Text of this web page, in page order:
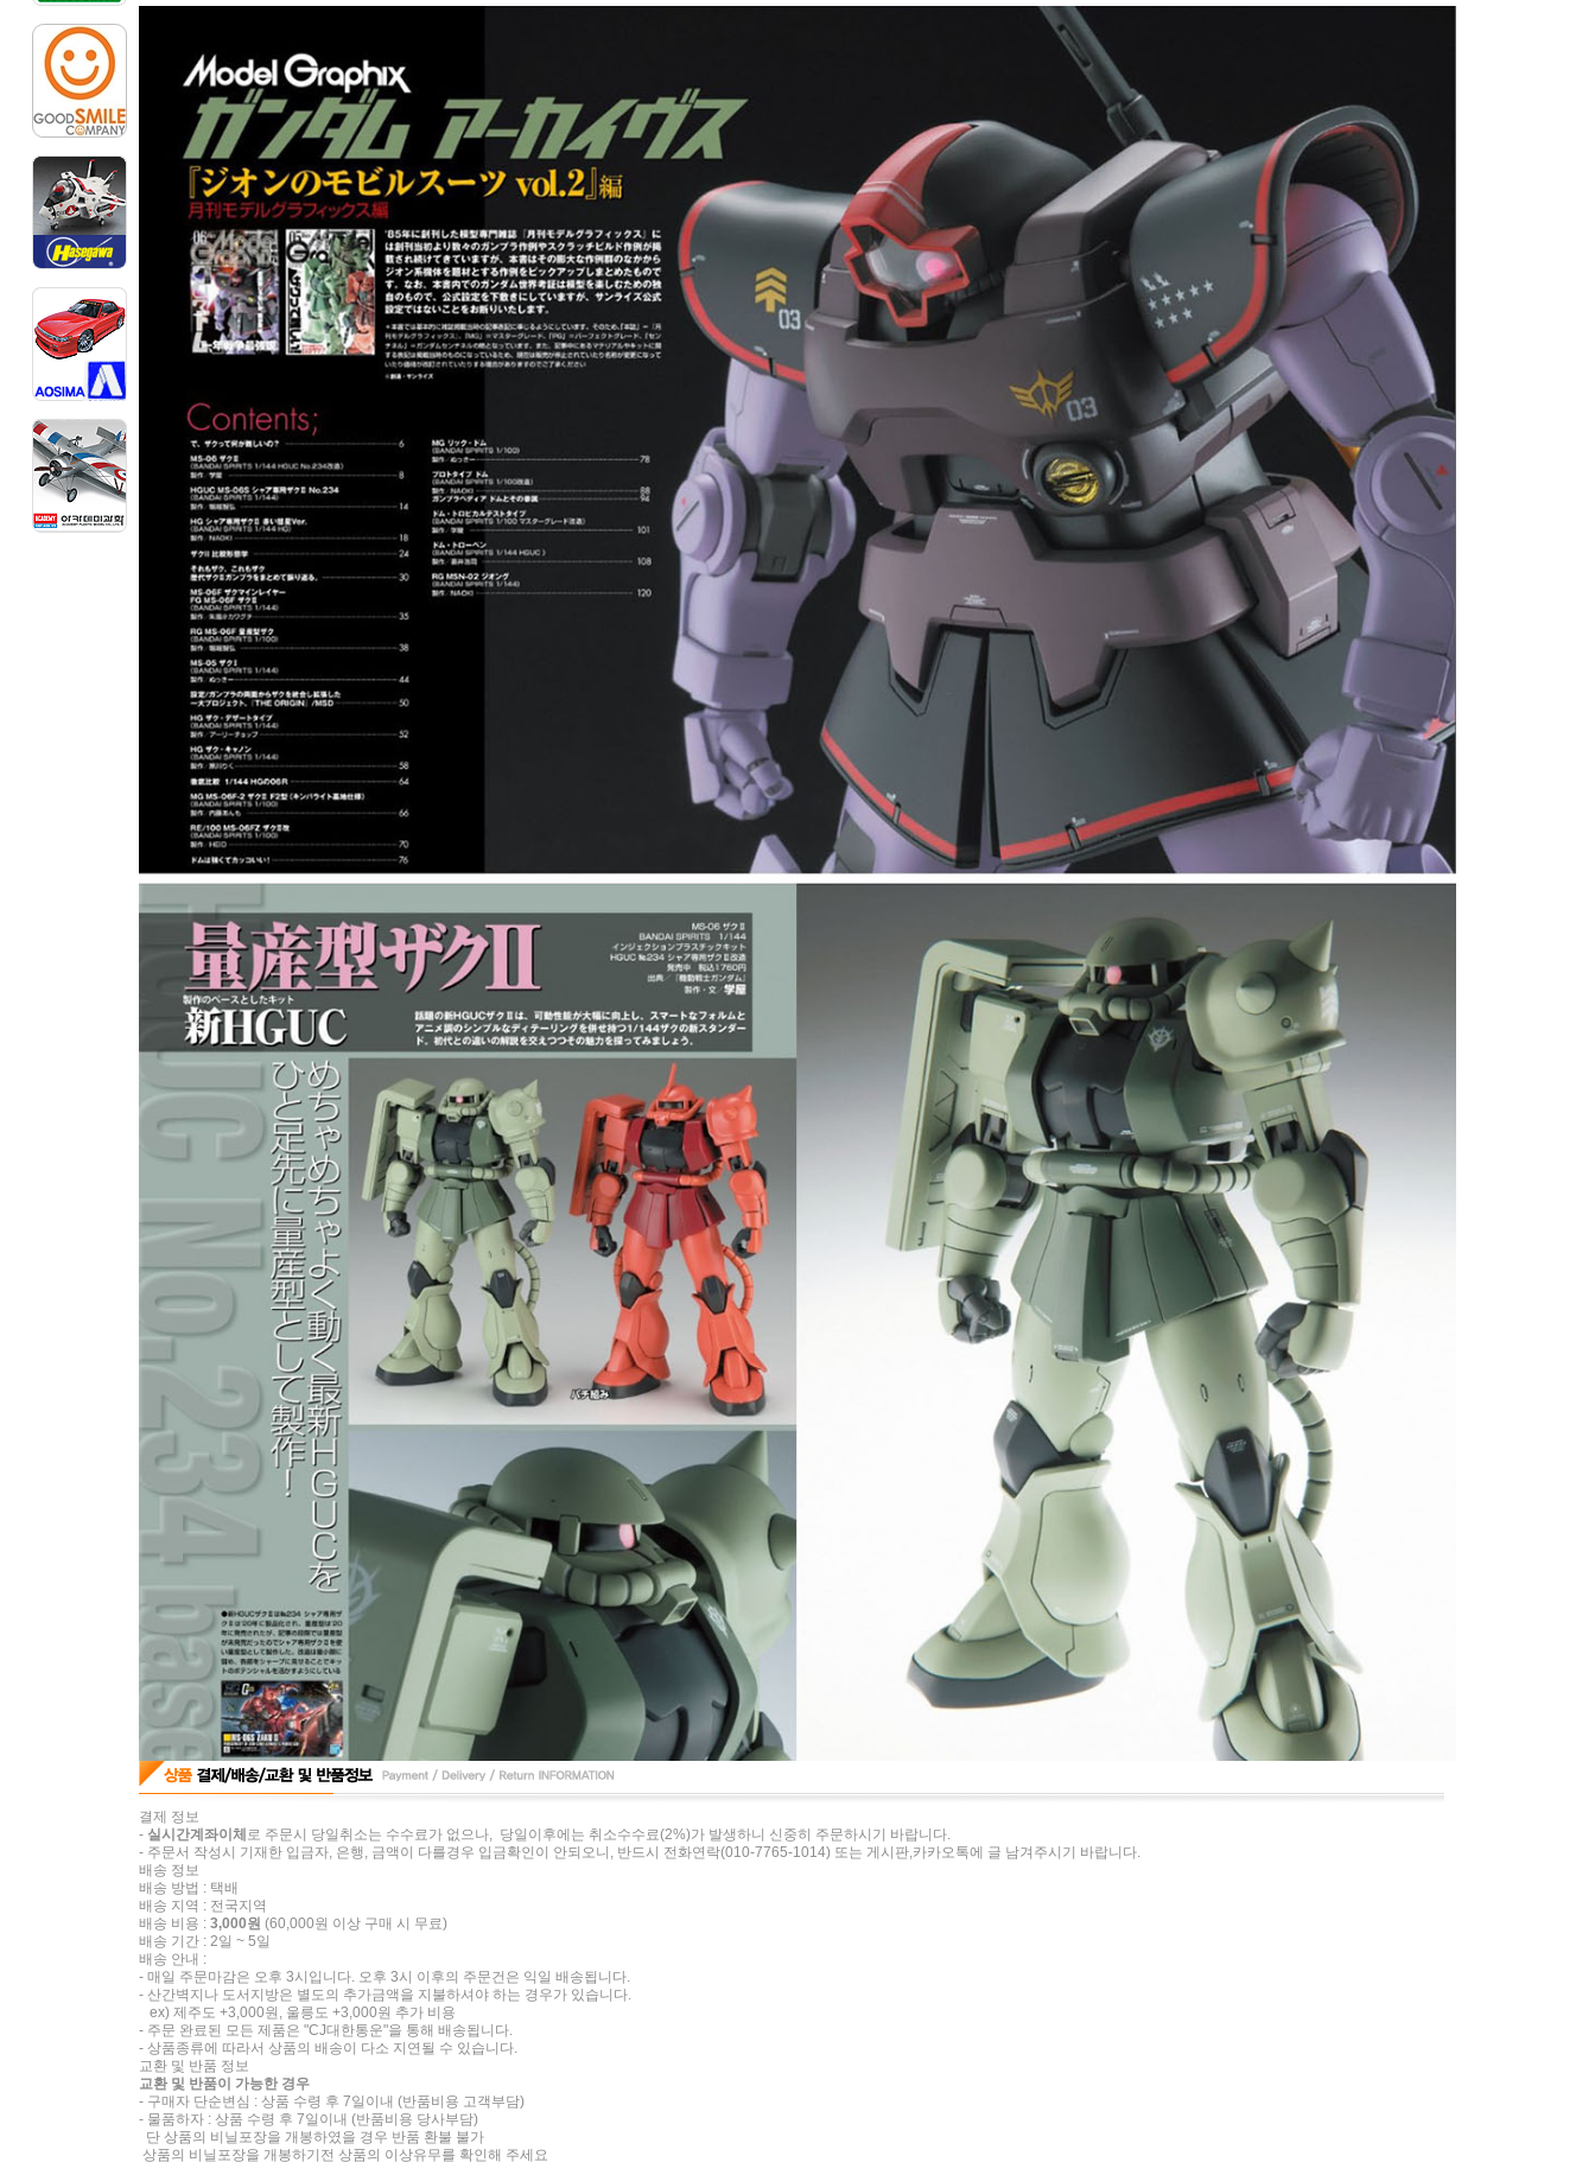
결제 정보
- 실시간계좌이체 로 주문시 당일취소는 수수료가 없으나, 당일이후에는 취소수수료(2%)가 발생하니 신중히 주문하시기 바랍니다.
- 주문서 작성시 기재한 입금자, 은행, 금액이 다를경우 입금확인이 안되오니, 반드시 전화연락(010-7765-1014) 또는 게시판,카카오톡에 글 남겨주시기 바랍니다.
배송 정보
배송 방법 : 택배
배송 지역 : 전국지역
배송 비용 : 3,000원 (60,000원 이상 구매 시 무료)
배송 기간 : 2일 ~ 5일
배송 안내 :
- 매일 주문마감은 오후 3시입니다. 오후 3시 이후의 주문건은 익일 배송됩니다.
- 산간벽지나 도서지방은 별도의 추가금액을 지불하셔야 하는 경우가 있습니다.
ex) 제주도 +3,000원, 울릉도 +3,000원 추가 비용
- 주문 완료된 모든 제품은 "CJ대한통운"을 통해 배송됩니다.
- 상품종류에 따라서 상품의 배송이 다소 지연될 수 있습니다.
교환 및 반품 정보
교환 및 반품이 가능한 경우
- 구매자 단순변심 : 상품 수령 후 7일이내 (반품비용 고객부담)
- 물품하자 : 상품 수령 후 7일이내 (반품비용 당사부담)
단 상품의 비닐포장을 개봉하였을 경우 반품 환불 불가
상품의 비닐포장을 개봉하기전 상품의 이상유무를 확인해 주세요